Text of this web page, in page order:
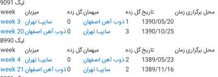
لیگ 9091
week
میزبان گل زدهمیهمان گل زدهتاریخ زمانمحل برگزاری
week 3 سايپـا تهران 0 ذوب آهن اصفهان1
1390/05/20
week 20ذوب آهن اصفهان0 سايپـا تهران 3
1390/10/25
لیگ 8990
week
میزبان گل زدهمیهمان گل زدهتاریخ زمانمحل برگزاری
week 4 سايپـا تهران 0 ذوب آهن اصفهان2
1389/05/23
week 21 ذوب آهن اصفهان0 سايپـا تهران 2
1389/11/16